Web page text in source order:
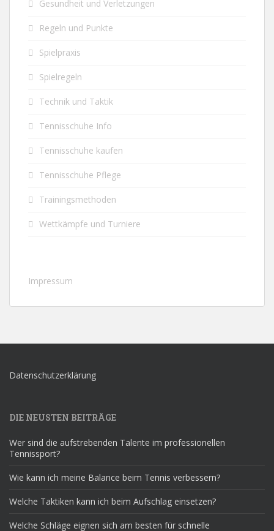
Gesundheit und Verletzungen
Regeln und Punkte
Spielpraxis
Spielregeln
Technik und Taktik
Tennisschuhe Info
Tennisschuhe kaufen
Tennisschuhe Pflege
Trainingsmethoden
Wettkämpfe und Turniere
Impressum
Datenschutzerklärung
DIE NEUSTEN BEITRÄGE
Wer sind die aufstrebenden Talente im professionellen
Tennissport?
Wie kann ich meine Balance beim Tennis verbessern?
Welche Taktiken kann ich beim Aufschlag einsetzen?
Welche Schläge eignen sich am besten für schnelle